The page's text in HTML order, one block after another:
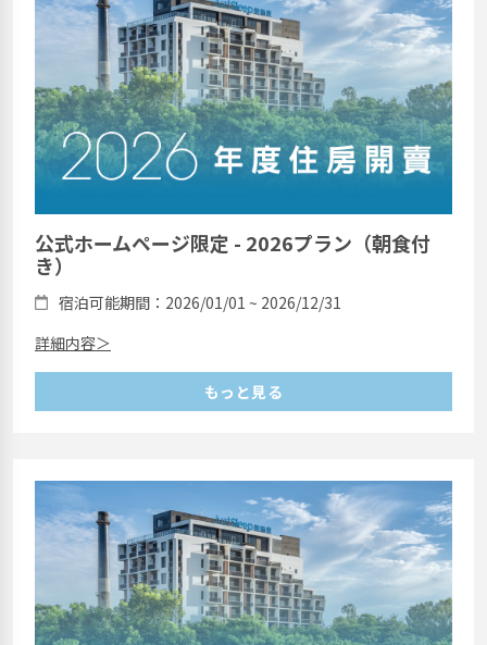
公式ホームページ限定 - 2026プラン（朝食付
き）
宿泊可能期間：2026/01/01 ~ 2026/12/31
詳細内容＞
もっと見る